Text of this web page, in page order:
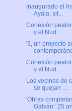
Inaugurado el
Ayala, sit...
Conexión
y el Nud...
'9, un proyecto
Conexión
y el Nud...
Los vecinos de
se quejan ...
'Obras
Galván': 25